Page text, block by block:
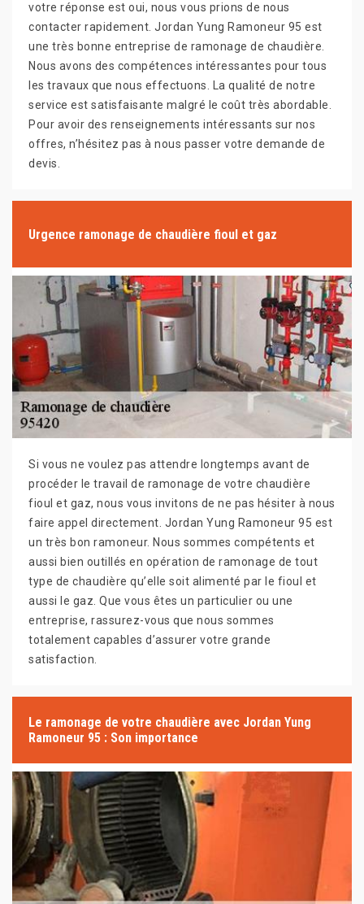
votre réponse est oui, nous vous prions de nous
contacter rapidement. Jordan Yung Ramoneur 95 est
une très bonne entreprise de ramonage de chaudière.
Nous avons des compétences intéressantes pour tous
les travaux que nous effectuons. La qualité de notre
service est satisfaisante malgré le coût très abordable.
Pour avoir des renseignements intéressants sur nos
offres, n’hésitez pas à nous passer votre demande de
devis.
Urgence ramonage de chaudière fioul et gaz
Si vous ne voulez pas attendre longtemps avant de
procéder le travail de ramonage de votre chaudière
fioul et gaz, nous vous invitons de ne pas hésiter à nous
faire appel directement. Jordan Yung Ramoneur 95 est
un très bon ramoneur. Nous sommes compétents et
aussi bien outillés en opération de ramonage de tout
type de chaudière qu’elle soit alimenté par le fioul et
aussi le gaz. Que vous êtes un particulier ou une
entreprise, rassurez-vous que nous sommes
totalement capables d’assurer votre grande
satisfaction.
Le ramonage de votre chaudière avec Jordan Yung
Ramoneur 95 : Son importance